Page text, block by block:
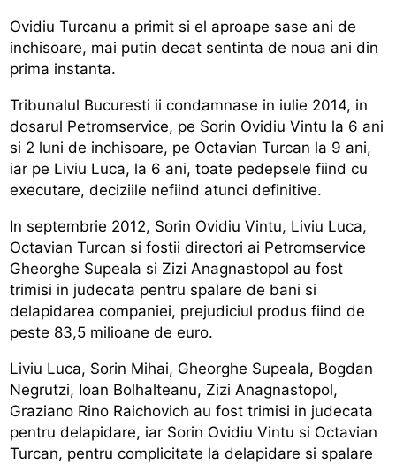
Ovidiu Turcanu a primit si el aproape sase ani de
inchisoare, mai putin decat sentinta de noua ani din
prima instanta.
Tribunalul Bucuresti ii condamnase in iulie 2014, in
dosarul Petromservice, pe Sorin Ovidiu Vintu la 6 ani
si 2 luni de inchisoare, pe Octavian Turcan la 9 ani,
iar pe Liviu Luca, la 6 ani, toate pedepsele fiind cu
executare, deciziile nefiind atunci definitive.
In septembrie 2012, Sorin Ovidiu Vintu, Liviu Luca,
Octavian Turcan si fostii directori ai Petromservice
Gheorghe Supeala si Zizi Anagnastopol au fost
trimisi in judecata pentru spalare de bani si
delapidarea companiei, prejudiciul produs fiind de
peste 83,5 milioane de euro.
Liviu Luca, Sorin Mihai, Gheorghe Supeala, Bogdan
Negrutzi, Ioan Bolhalteanu, Zizi Anagnastopol,
Graziano Rino Raichovich au fost trimisi in judecata
pentru delapidare, iar Sorin Ovidiu Vintu si Octavian
Turcan, pentru complicitate la delapidare si spalare